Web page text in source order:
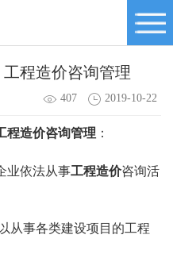
程造价咨询管理
407 2019-10-22
程造价咨询管理 ：
业依法从事工程造价咨询活
从事各类建设项目的工程